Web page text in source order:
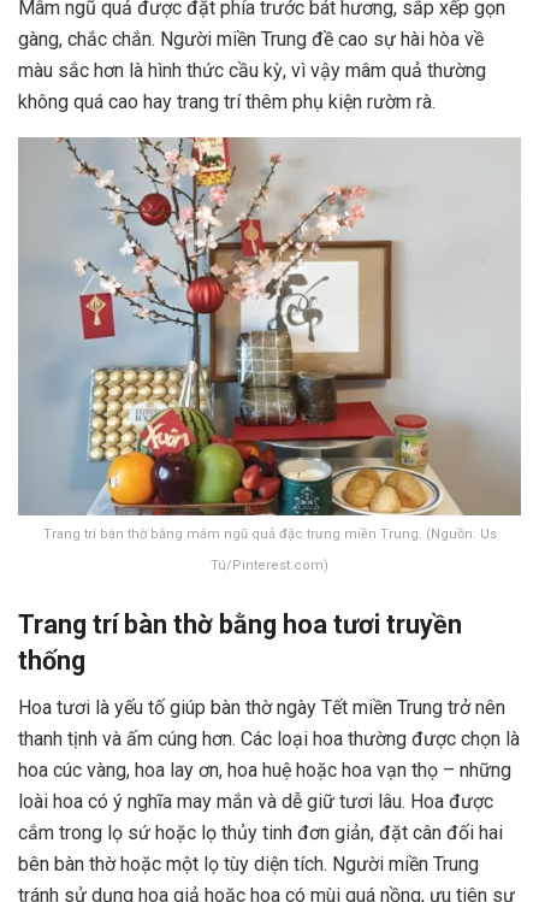
Mâm ngũ quả được đặt phía trước bát hương, sắp xếp gọn
gàng, chắc chắn. Người miền Trung đề cao sự hài hòa về
màu sắc hơn là hình thức cầu kỳ, vì vậy mâm quả thường
không quá cao hay trang trí thêm phụ kiện rườm rà.
Trang trí bàn thờ bằng mâm ngũ quả đặc trưng miền Trung. (Nguồn: Us
Tú/Pinterest.com)
Trang trí bàn thờ bằng hoa tươi truyền
thống
Hoa tươi là yếu tố giúp bàn thờ ngày Tết miền Trung trở nên
thanh tịnh và ấm cúng hơn. Các loại hoa thường được chọn là
hoa cúc vàng, hoa lay ơn, hoa huệ hoặc hoa vạn thọ – những
loài hoa có ý nghĩa may mắn và dễ giữ tươi lâu. Hoa được
cắm trong lọ sứ hoặc lọ thủy tinh đơn giản, đặt cân đối hai
bên bàn thờ hoặc một lọ tùy diện tích. Người miền Trung
tránh sử dụng hoa giả hoặc hoa có mùi quá nồng, ưu tiên sự